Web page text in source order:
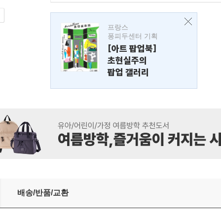
프랑스
퐁피두센터 기획
[아트 팝업북]
초현실주의
팝업 갤러리
배송/반품/교환